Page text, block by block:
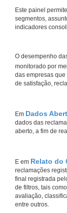
Este painel
segmentos,
indicadores
O desempenho
monitorado por
das empresas
de satisfação,
Em Dados
dados das
aberto, a fim de
E em Relato do
reclamações
final registrada
de filtros, tais
avaliação,
entre outros.